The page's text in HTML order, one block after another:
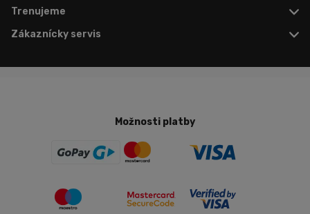
Trenujeme
Zákaznícky servis
Možnosti platby